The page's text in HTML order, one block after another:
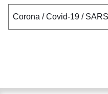
Corona / Covid-19 /